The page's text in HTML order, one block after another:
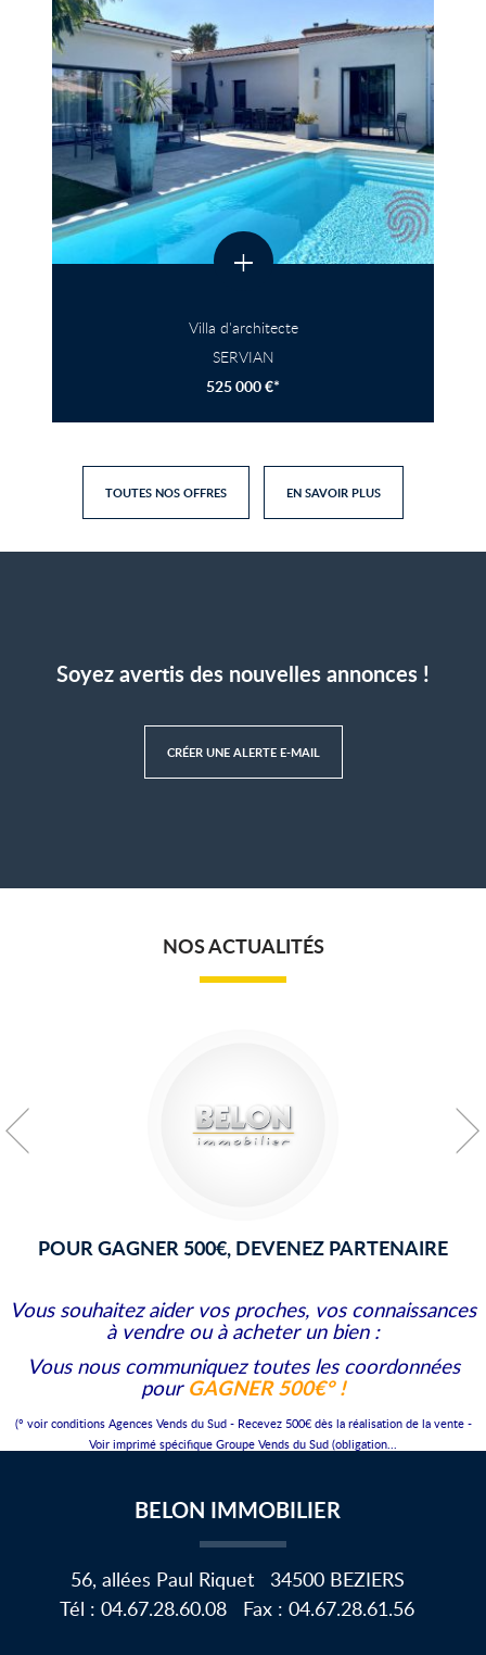
+
Villa d'architecte
SERVIAN
525 000 €*
TOUTES NOS OFFRES EN SAVOIR PLUS
Soyez avertis des nouvelles annonces !
CRÉER UNE ALERTE E-MAIL
NOS ACTUALITÉS
POUR GAGNER 500€, DEVENEZ PARTENAIRE
Vous souhaitez aider vos proches, vos connaissances
à vendre ou à acheter un bien :
Vous nous communiquez toutes les coordonnées
pour GAGNER 500€° !
(° voir conditions Agences Vends du Sud - Recevez 500€ dès la réalisation de la vente -
Voir imprimé spécifique Groupe Vends du Sud (obligation...
LIRE LA SUITE
BELON IMMOBILIER
56, allées Paul Riquet 34500 BEZIERS
Tél :04.67.28.60.08 Fax :04.67.28.61.56